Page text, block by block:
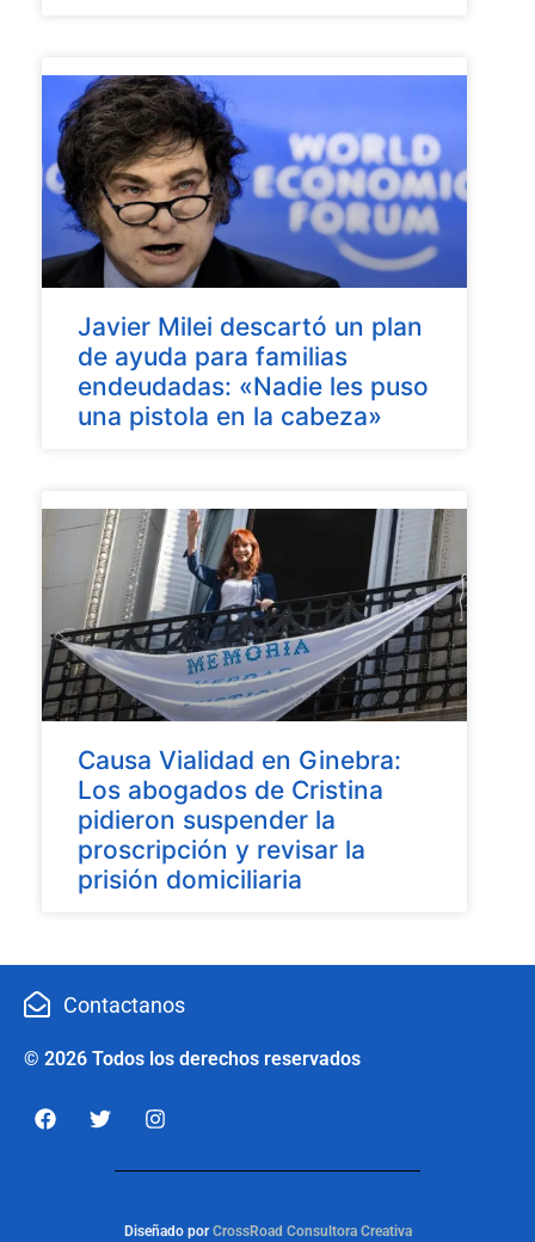
Javier Milei descartó un plan
de ayuda para familias
endeudadas: «Nadie les puso
una pistola en la cabeza»
Causa Vialidad en Ginebra:
Los abogados de Cristina
pidieron suspender la
proscripción y revisar la
prisión domiciliaria
Contactanos
© 2026 Todos los derechos reservados
Diseñado porCrossRoad Consultora Creativa